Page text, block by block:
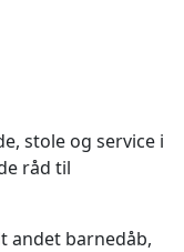
stole og service i
råd til
andet barnedåb,